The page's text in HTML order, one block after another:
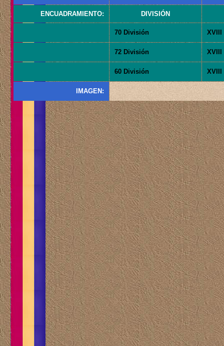
ENCUADRAMIENTO: DIVISIÓN
70 División XVIII
72 División XVIII
60 División XVIII
IMAGEN: